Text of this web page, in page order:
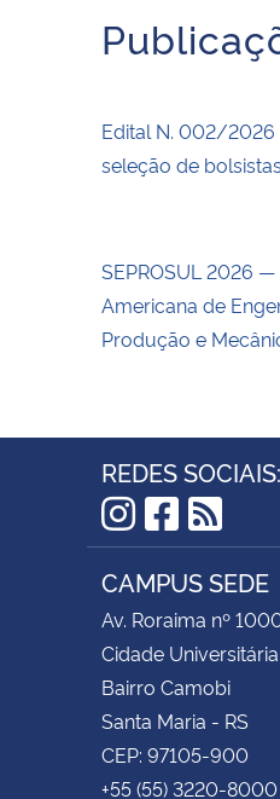
Edital N. 002/2026
seleção de
SEPROSUL 2026
Americana de
Produção e
REDES SOCIAIS:
Instagram
RSS
CAMPUS SEDE
Av. Roraima nº
Cidade Universitária
Bairro Camobi
Santa Maria - RS
CEP: 97105-900
+55 (55) 3220-8000